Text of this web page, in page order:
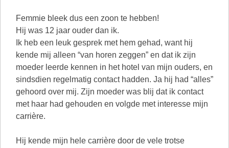
Femmie bleek dus een zoon te hebben!
Hij was 12 jaar ouder dan ik.
Ik heb een leuk gesprek met hem gehad, want hij
kende mij alleen “van horen zeggen” en dat ik zijn
moeder leerde kennen in het hotel van mijn ouders, en
sindsdien regelmatig contact hadden. Ja hij had “alles”
gehoord over mij. Zijn moeder was blij dat ik contact
met haar had gehouden en volgde met interesse mijn
carrière.
Hij kende mijn hele carrière door de vele trotse